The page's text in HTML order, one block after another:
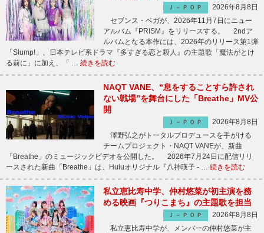
Ｊ－ＰＯＰ
2026年8月8日
セブンス・ベガが、2026年11月7日にニュー
アルバム『PRISM』をリリースする。 2ndア
ルバムとなる本作には、2026年のリリース第1弾
「Slump!」、日本テレビ系ドラマ『多すぎる恋と殺人』の主題歌「魔法がとけ
る前に」に加え、「 … 続きを読む
NAQT VANE、“息をすることすら許され
ない戦場”を舞台にした「Breathe」MV公
開
Ｊ－ＰＯＰ
2026年8月8日
澤野弘之がトータルプロデュースを手がける
チームプロジェクト・NAQT VANEが、新曲
「Breathe」のミュージックビデオを公開した。 2026年7月24日に配信リリ
ースされた新曲「Breathe」は、Huluオリジナル『八神瑛子 - … 続きを読む
私立恵比寿中学、仲村悠菜が初主演を務
める映画『つりこまち』の主題歌を担当
Ｊ－ＰＯＰ
2026年8月8日
私立恵比寿中学が、メンバーの仲村悠菜が主